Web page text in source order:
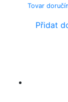
Tovar
Přidat